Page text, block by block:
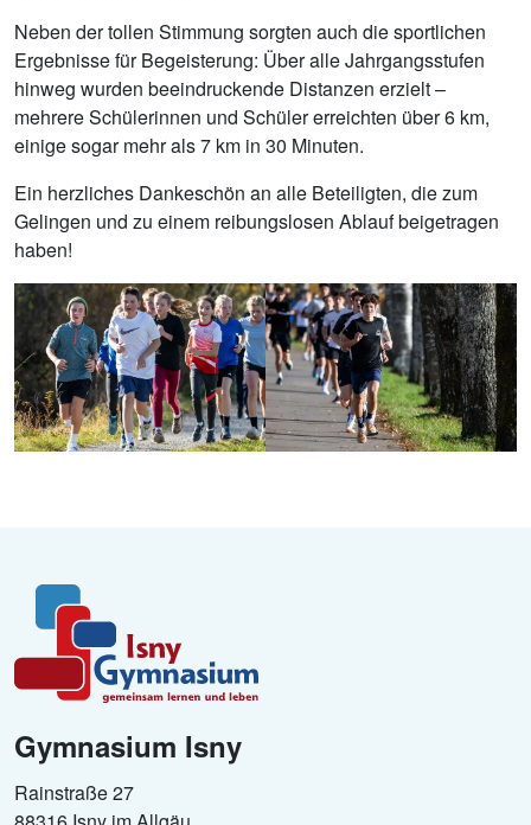
Neben der tollen Stimmung sorgten auch die sportlichen
Ergebnisse für Begeisterung: Über alle Jahrgangsstufen
hinweg wurden beeindruckende Distanzen erzielt –
mehrere Schülerinnen und Schüler erreichten über 6 km,
einige sogar mehr als 7 km in 30 Minuten.
Ein herzliches Dankeschön an alle Beteiligten, die zum
Gelingen und zu einem reibungslosen Ablauf beigetragen
haben!
Gymnasium Isny
Rainstraße 27